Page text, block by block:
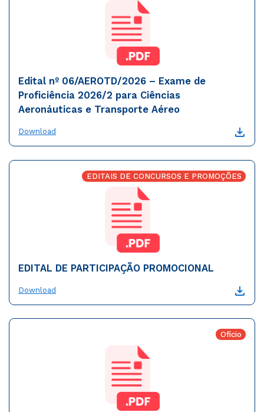
Edital nº 06/AEROTD/2026 – Exame de
Proficiência 2026/2 para Ciências
Aeronáuticas e Transporte Aéreo
Download
EDITAIS DE CONCURSOS E PROMOÇÕES
EDITAL DE PARTICIPAÇÃO PROMOCIONAL
Download
Ofício